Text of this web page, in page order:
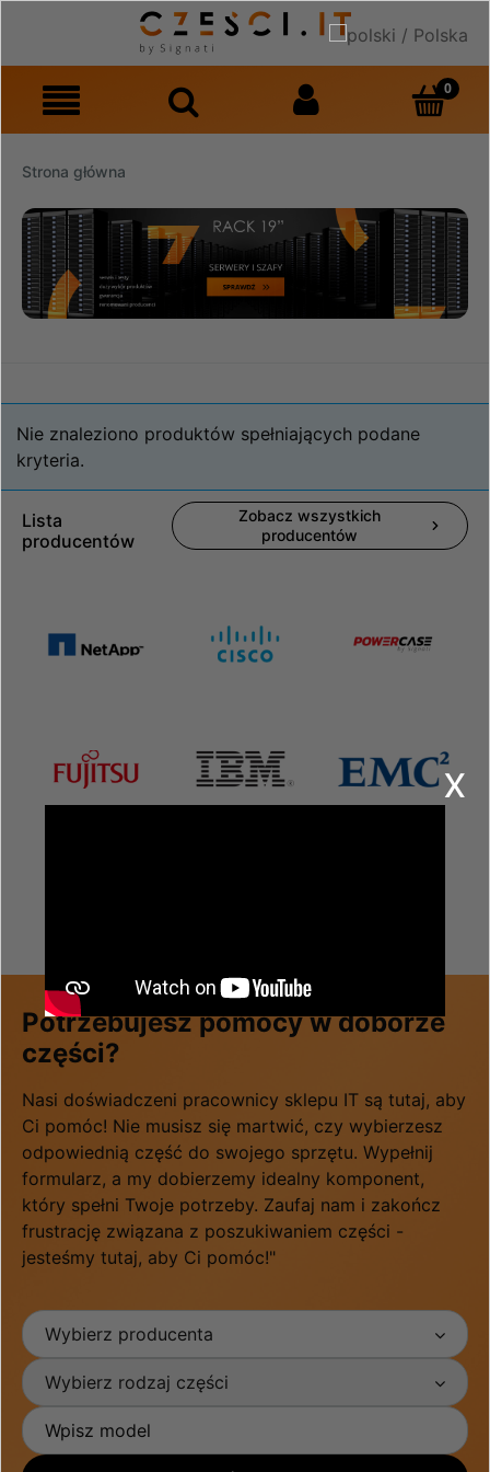
Strona główna
Nie znaleziono produktów spełniających podane
kryteria.
Lista
producentów
Zobacz wszystkich
producentów
Potrzebujesz pomocy w doborze
części?
Nasi doświadczeni pracownicy sklepu IT są tutaj, aby
Ci pomóc! Nie musisz się martwić, czy wybierzesz
odpowiednią część do swojego sprzętu. Wypełnij
formularz, a my dobierzemy idealny komponent,
który spełni Twoje potrzeby. Zaufaj nam i zakończ
frustrację związana z poszukiwaniem części -
jesteśmy tutaj, aby Ci pomóc!"
Wybierz producenta
Wybierz rodzaj części
x